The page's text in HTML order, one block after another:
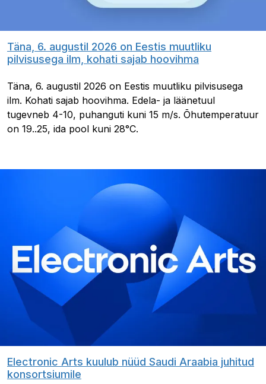
Täna, 6. augustil 2026 on Eestis muutliku
pilvisusega ilm, kohati sajab hoovihma
Täna, 6. augustil 2026 on Eestis muutliku pilvisusega
ilm. Kohati sajab hoovihma. Edela- ja läänetuul
tugevneb 4-10, puhanguti kuni 15 m/s. Õhutemperatuur
on 19..25, ida pool kuni 28°C.
Electronic Arts kuulub nüüd Saudi Araabia juhitud
konsortsiumile